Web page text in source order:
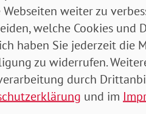
begründete Das
Hetze und
für Menschenwürde
im ganzen Land sind
nicht mehr. Rassismus,
Menschenfeindlichkeit
Webseiten weiter zu
welche Cookies und
haben Sie jederzeit die
zu widerrufen.
durch
und im